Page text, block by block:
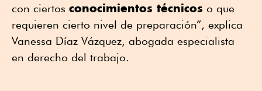
con ciertos conocimientos técnicos o que
requieren cierto nivel de preparación”, explica
Vanessa Díaz Vázquez, abogada especialista
en derecho del trabajo.